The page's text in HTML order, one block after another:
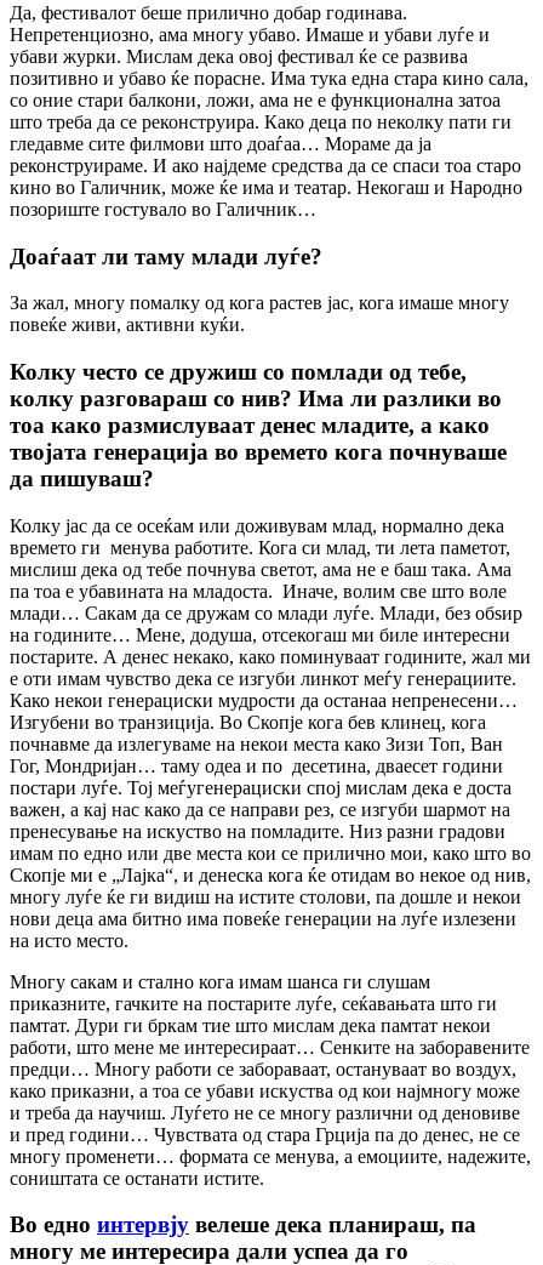
Да, фестивалот беше прилично добар годинава.
Непретенциозно, ама многу убаво. Имаше и убави луѓе и
убави журки. Мислам дека овој фестивал ќе се развива
позитивно и убаво ќе порасне. Има тука една стара кино сала,
со оние стари балкони, ложи, ама не е функционална затоа
што треба да се реконструира. Како деца по неколку пати ги
гледавме сите филмови што доаѓаа… Мораме да ја
реконструираме. И ако најдеме средства да се спаси тоа старо
кино во Галичник, може ќе има и театар. Некогаш и Народно
позориште гостувало во Галичник…
Доаѓаат ли таму млади луѓе?
За жал, многу помалку од кога растев јас, кога имаше многу
повеќе живи, активни куќи.
Колку често се дружиш со помлади од тебе,
колку разговараш со нив? Има ли разлики во
тоа како размислуваат денес младите, а како
твојата генерација во времето кога почнуваше
да пишуваш?
Колку јас да се осеќам или доживувам млад, нормално дека
времето ги менува работите. Кога си млад, ти лета паметот,
мислиш дека од тебе почнува светот, ама не е баш така. Ама
па тоа е убавината на младоста. Иначе, волим све што воле
млади… Сакам да се дружам со млади луѓе. Млади, без обѕир
на годините… Мене, додуша, отсекогаш ми биле интересни
постарите. А денес некако, како поминуваат годините, жал ми
е оти имам чувство дека се изгуби линкот меѓу генерациите.
Како некои генерациски мудрости да останаа непренесени…
Изгубени во транзиција. Во Скопје кога бев клинец, кога
почнавме да излегуваме на некои места како Зизи Топ, Ван
Гог, Мондријан… таму одеа и по десетина, дваесет години
постари луѓе. Тој меѓугенерациски спој мислам дека е доста
важен, а кај нас како да се направи рез, се изгуби шармот на
пренесување на искуство на помладите. Низ разни градови
имам по едно или две места кои се прилично мои, како што во
Скопје ми е „Лајка“, и денеска кога ќе отидам во некое од нив,
многу луѓе ќе ги видиш на истите столови, па дошле и некои
нови деца ама битно има повеќе генерации на луѓе излезени
на исто место.
Многу сакам и стално кога имам шанса ги слушам
приказните, гачките на постарите луѓе, сеќавањата што ги
памтат. Дури ги бркам тие што мислам дека памтат некои
работи, што мене ме интересираат… Сенките на заборавените
предци… Многу работи се забораваат, остануваат во воздух,
како приказни, а тоа се убави искуства од кои најмногу може
и треба да научиш. Луѓето не се многу различни од деновиве
и пред години… Чувствата од стара Грција па до денес, не се
многу променети… формата се менува, а емоциите, надежите,
соништата се останати истите.
Во едно интервју велеше дека планираш, па
многу ме интересира дали успеа да го